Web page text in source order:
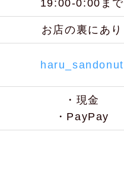
19:00-0:00まで
お店の裏にあり
haru_sandonut
・現金
・PayPay